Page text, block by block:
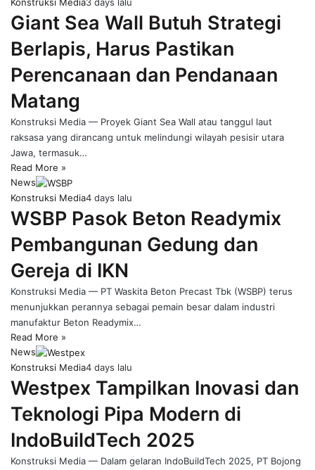
Konstruksi Media3 days lalu
Giant Sea Wall Butuh Strategi
Berlapis, Harus Pastikan
Perencanaan dan Pendanaan
Matang
Konstruksi Media — Proyek Giant Sea Wall atau tanggul laut
raksasa yang dirancang untuk melindungi wilayah pesisir utara
Jawa, termasuk…
Read More »
News
Konstruksi Media4 days lalu
WSBP Pasok Beton Readymix
Pembangunan Gedung dan
Gereja di IKN
Konstruksi Media — PT Waskita Beton Precast Tbk (WSBP) terus
menunjukkan perannya sebagai pemain besar dalam industri
manufaktur Beton Readymix…
Read More »
News
Konstruksi Media4 days lalu
Westpex Tampilkan Inovasi dan
Teknologi Pipa Modern di
IndoBuildTech 2025
Konstruksi Media — Dalam gelaran IndoBuildTech 2025, PT Bojong